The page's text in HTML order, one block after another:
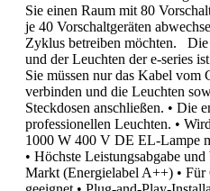
Sie einen Raum mit 80
je 40 Vorschaltgeräten
Zyklus betreiben möchten.
und der Leuchten der e-series
Sie müssen nur das Kabel vom
verbinden und die Leuchten
Steckdosen anschließen. • Die
professionellen Leuchten. •
1000 W 400 V DE EL-Lampe
• Höchste Leistungsabgabe
Markt (Energielabel A++) •